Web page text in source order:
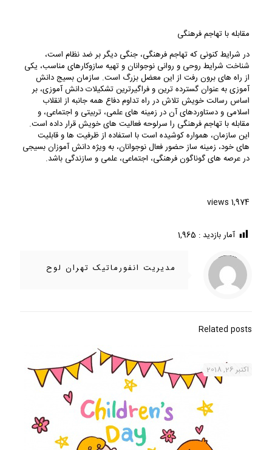
مقابله با تهاجم فرهنگی
در شرایط کنونی که تهاجم فرهنگی، جنگی دیگر بر ضد نظام است،
شناخت شرایط روحی و روانی نوجوانان و تهیه سازوکارهای مناسب، یکی
از راه های برون رفت از این معضل بزرگ است. سازمان بسیج دانش
آموزی به عنوان گسترده ترین و فراگیرترین تشکیلات دانش آموزی، بر
اساس رسالت خویش تلاش در راه تداوم دفاع همه جانبه از انقلاب
اسلامی و دستاوردهای آن در زمینه های علمی، تربیتی و اجتماعی، و
مقابله با تهاجم فرهنگی را سرلوحه فعالیت های خویش قرار داده است.
این سازمان، همواره کوشیده است با استفاده از ظرفیت ها و قابلیت
های خود، زمینه ساز حضور فعال نوجوانان، به ویژه دانش آموزان بسیجی
در عرصه های گوناگون فرهنگی، اجتماعی، علمی و سازندگی باشد.
1,974 views
آمار بازدید : 1,965
Warning
/home/ifapasar/tehranloh1.ir/wp-content/themes/betheme-2196/includes/content-single.php
on line
286
مدیریت انفورماتیک تهران لوح
Related posts
اکتبر 26, 2018